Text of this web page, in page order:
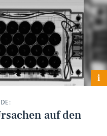
i
auf den